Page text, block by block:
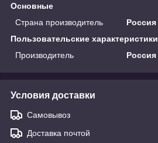
Основные
Страна производитель
Россия
Пользовательские характеристики
Производитель
Россия
Условия доставки
Самовывоз
Доставка почтой